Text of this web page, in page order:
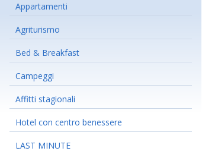
Appartamenti
Agriturismo
Bed & Breakfast
Campeggi
Affitti stagionali
Hotel con centro benessere
LAST MINUTE